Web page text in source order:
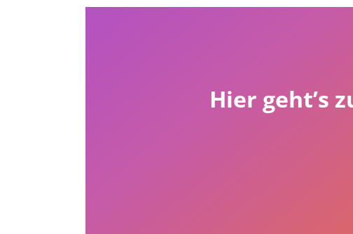
Hier geht’s